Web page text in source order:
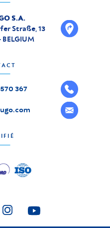
S.A.
Straße, 13
367